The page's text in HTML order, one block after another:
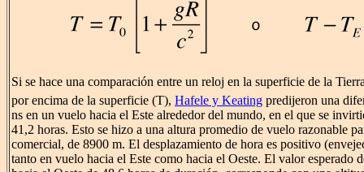
Si se hace una comparación entre un reloj en la superficie de la
por encima de la superficie (T), Hafele y Keating predijeron una
ns en un vuelo hacia el Este alrededor del mundo, en el que se
41,2 horas. Esto se hizo a una altura promedio de vuelo razonable
comercial, de 8900 m. El desplazamiento de hora es positivo
tanto en vuelo hacia el Este como hacia el Oeste. El valor esperado